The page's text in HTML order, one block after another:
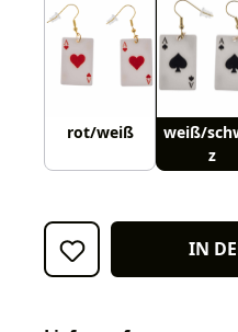
rot/weiß
weiß/
z
IN